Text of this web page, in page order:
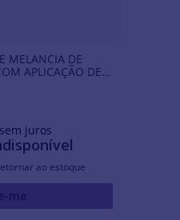
MELANCIA DE
APLICAÇÃO DE
sem juros
ao estoque
me